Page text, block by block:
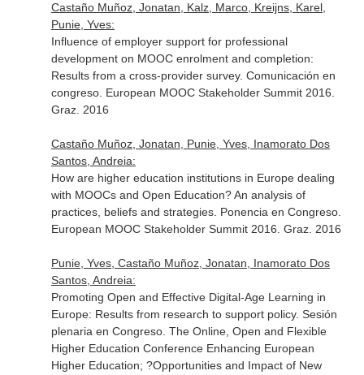
Castaño Muñoz, Jonatan, Kalz, Marco, Kreijns, Karel,
Punie, Yves:
Influence of employer support for professional
development on MOOC enrolment and completion:
Results from a cross-provider survey. Comunicación en
congreso. European MOOC Stakeholder Summit 2016.
Graz. 2016
Castaño Muñoz, Jonatan, Punie, Yves, Inamorato Dos
Santos, Andreia:
How are higher education institutions in Europe dealing
with MOOCs and Open Education? An analysis of
practices, beliefs and strategies. Ponencia en Congreso.
European MOOC Stakeholder Summit 2016. Graz. 2016
Punie, Yves, Castaño Muñoz, Jonatan, Inamorato Dos
Santos, Andreia:
Promoting Open and Effective Digital-Age Learning in
Europe: Results from research to support policy. Sesión
plenaria en Congreso. The Online, Open and Flexible
Higher Education Conference Enhancing European
Higher Education; ?Opportunities and Impact of New